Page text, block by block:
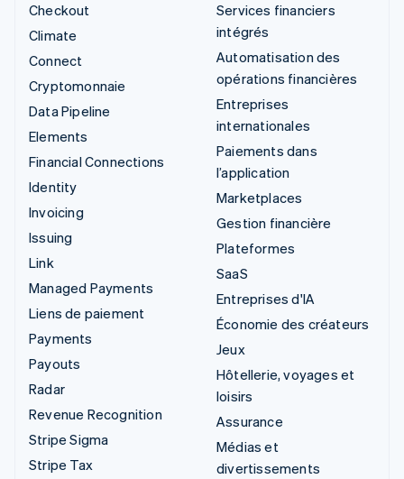
Checkout
Climate
Connect
Cryptomonnaie
Data Pipeline
Elements
Financial Connections
Identity
Invoicing
Issuing
Link
Managed Payments
Liens de paiement
Payments
Payouts
Radar
Revenue Recognition
Stripe Sigma
Stripe Tax
Services financiers
intégrés
Automatisation des
opérations financières
Entreprises
internationales
Paiements dans
l’application
Marketplaces
Gestion financière
Plateformes
SaaS
Entreprises d'IA
Économie des créateurs
Jeux
Hôtellerie, voyages et
loisirs
Assurance
Médias et
divertissements